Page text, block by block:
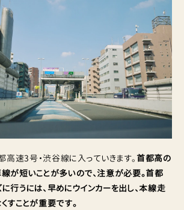
高速3号・渋谷線に入っていきます。 首都高の
が短いことが多いので、注意が必要。首都
行うには、早めにウインカーを出し、本線走
すことが重要です。